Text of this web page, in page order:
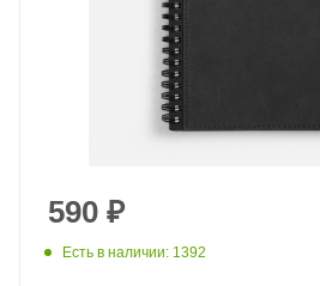
590 ₽
Есть в наличии: 1392